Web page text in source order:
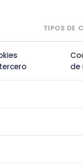
TIPOS DE
de